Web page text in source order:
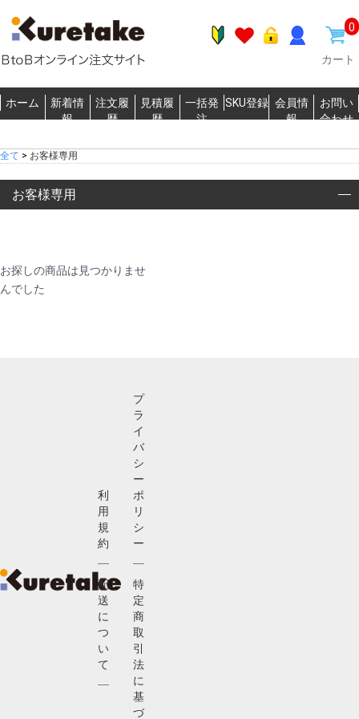
0
カート
ホーム
新着情
報
注文履
歴
見積履
歴
一括発
注
SKU登録 会員情
報
お問い
合わせ
全て > お客様専用
お客様専用
お探しの商品は見つかりませ
んでした
利
用
規
約
配
送
に
つ
い
て
プ
ラ
イ
バ
シ
ー
ポ
リ
シ
ー
特
定
商
取
引
法
に
基
づ